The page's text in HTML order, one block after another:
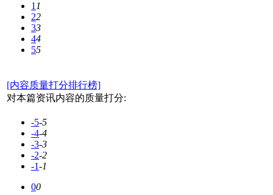
11
22
33
44
55
[内容质量打分排行榜]
对本篇资讯内容的质量打分:
-5-5
-4-4
-3-3
-2-2
-1-1
00